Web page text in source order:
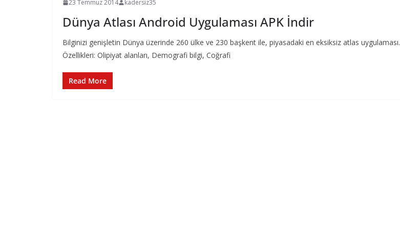
23 Temmuz 2014 kadersiz35
Dünya Atlası Android Uygulaması APK İndir
Bilginizi genişletin Dünya üzerinde 260 ülke ve 230 başkent ile, piyasadaki en eksiksiz atlas uygulaması.
Özellikleri: Olipiyat alanları, Demografi bilgi, Coğrafi
Read More